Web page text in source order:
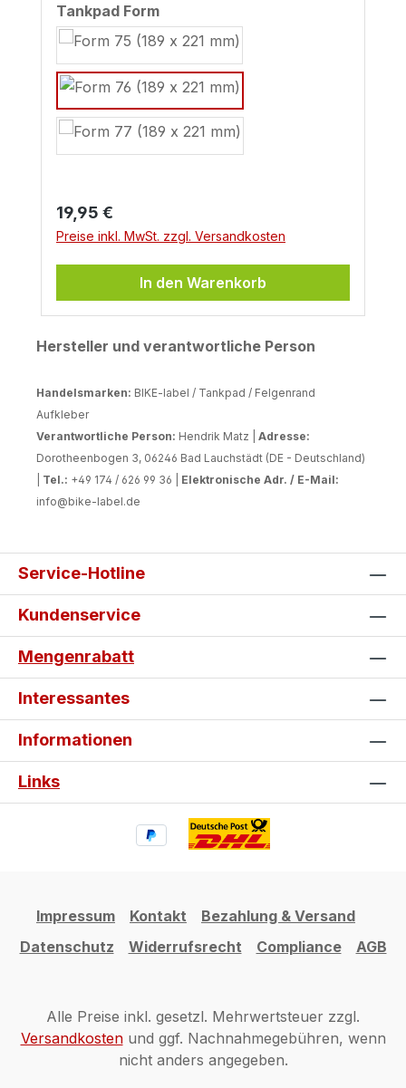
Tankpad Formauswählen
Regulärer Preis:
19,95 €
Preise inkl. MwSt. zzgl. Versandkosten
In den Warenkorb
Hersteller und verantwortliche Person
Handelsmarken: BIKE-label / Tankpad / Felgenrand
Aufkleber
Verantwortliche Person: Hendrik Matz | Adresse:
Dorotheenbogen 3, 06246 Bad Lauchstädt (DE - Deutschland)
Tel.: +49 174 / 626 99 36 | Elektronische Adr. / E-Mail:
info@bike-label.de
Service-Hotline
Kundenservice
Mengenrabatt
Interessantes
Informationen
Links
Impressum Kontakt
Bezahlung & Versand
Datenschutz
Widerrufsrecht Compliance AGB
Alle Preise inkl. gesetzl. Mehrwertsteuer zzgl.
Versandkostenund ggf. Nachnahmegebühren, wenn
nicht anders angegeben.